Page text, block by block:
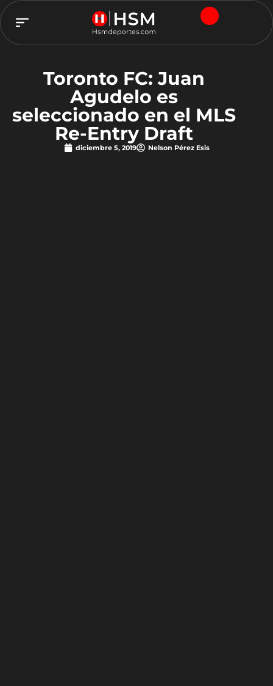
Toronto FC: Juan
Agudelo es
seleccionado en el MLS
Re-Entry Draft
diciembre 5, 2019 Nelson Pérez Esis